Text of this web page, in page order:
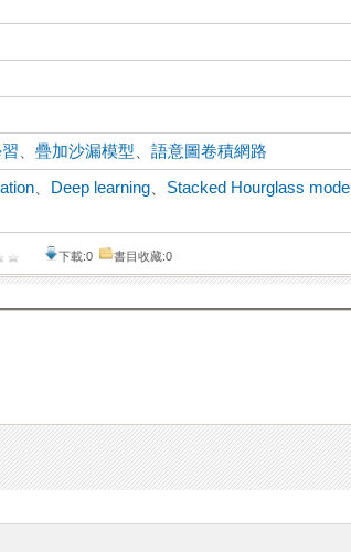
、疊加沙漏模型 、語意圖卷積網路
Deep learning Stacked Hourglass model
下載:0 書目收藏:0